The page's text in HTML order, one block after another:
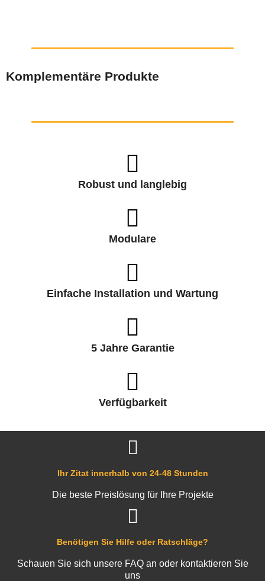
Komplementäre Produkte
Robust und langlebig
Modulare
Einfache Installation und Wartung
5 Jahre Garantie
Verfügbarkeit
Benötigen Sie Hilfe oder Ratschläge?
Schauen Sie sich unsere FAQ an oder kontaktieren Sie
uns
Ihr Zitat innerhalb von 24-48 Stunden
Die beste Preislösung für Ihre Projekte